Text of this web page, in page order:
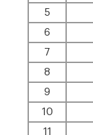
5
6
7
8
9
10
11